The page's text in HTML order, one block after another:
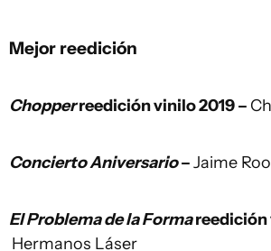
Mejor reedición
Chopperreedición vinilo 2019 –
Concierto Aniversario–Jaime
El Problema de la Formareedición
Hermanos Láser